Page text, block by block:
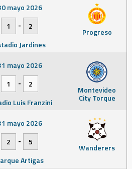
Progreso
mayo 2026
1
-
2
Jardines
Montevideo
City Torque
mayo 2026
1
-
2
Luis Franzini
Wanderers
mayo 2026
2
-
5
Artigas